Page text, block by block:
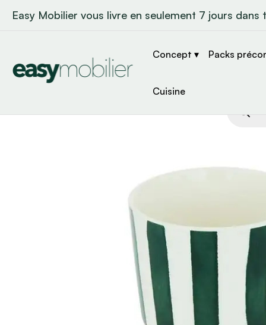
Easy Mobilier vous livre en seulement 7 jours dans
Concept ▾ Packs
Cuisine
de